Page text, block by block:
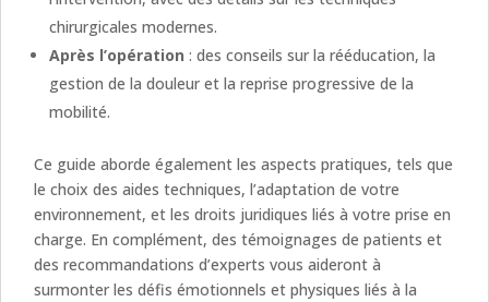
chirurgicales modernes.
Après l’opération : des conseils sur la rééducation, la
gestion de la douleur et la reprise progressive de la
mobilité.
Ce guide aborde également les aspects pratiques, tels que
le choix des aides techniques, l’adaptation de votre
environnement, et les droits juridiques liés à votre prise en
charge. En complément, des témoignages de patients et
des recommandations d’experts vous aideront à
surmonter les défis émotionnels et physiques liés à la